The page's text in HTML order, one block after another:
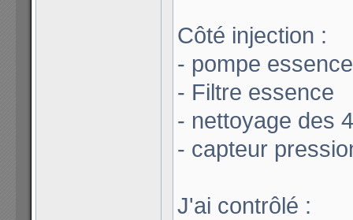
Côté injection :
- pompe
- Filtre essence
- nettoyage des
- capteur
J'ai contrôlé :